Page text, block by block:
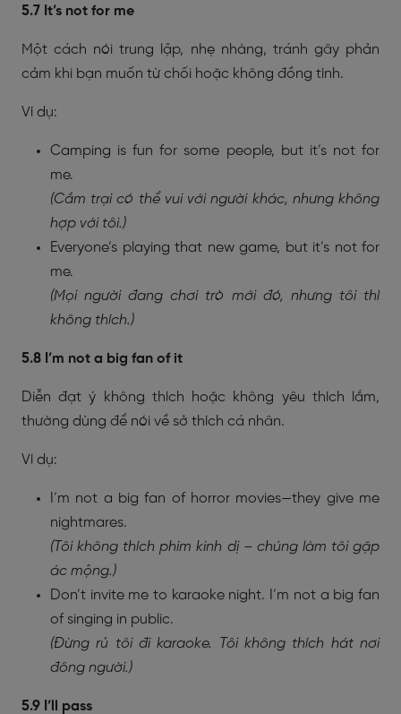
5.7 It’s not for me
Một cách nói trung lập, nhẹ nhàng, tránh gây phản
cảm khi bạn muốn từ chối hoặc không đồng tình.
Ví dụ:
Camping is fun for some people, but it’s not for
me.
(Cắm trại có thể vui với người khác, nhưng không
hợp với tôi.)
Everyone’s playing that new game, but it’s not for
me.
(Mọi người đang chơi trò mới đó, nhưng tôi thì
không thích.)
5.8 I’m not a big fan of it
Diễn đạt ý không thích hoặc không yêu thích lắm,
thường dùng để nói về sở thích cá nhân.
Ví dụ:
I’m not a big fan of horror movies—they give me
nightmares.
(Tôi không thích phim kinh dị – chúng làm tôi gặp
ác mộng.)
Don’t invite me to karaoke night. I’m not a big fan
of singing in public.
(Đừng rủ tôi đi karaoke. Tôi không thích hát nơi
đông người.)
5.9 I’ll pass